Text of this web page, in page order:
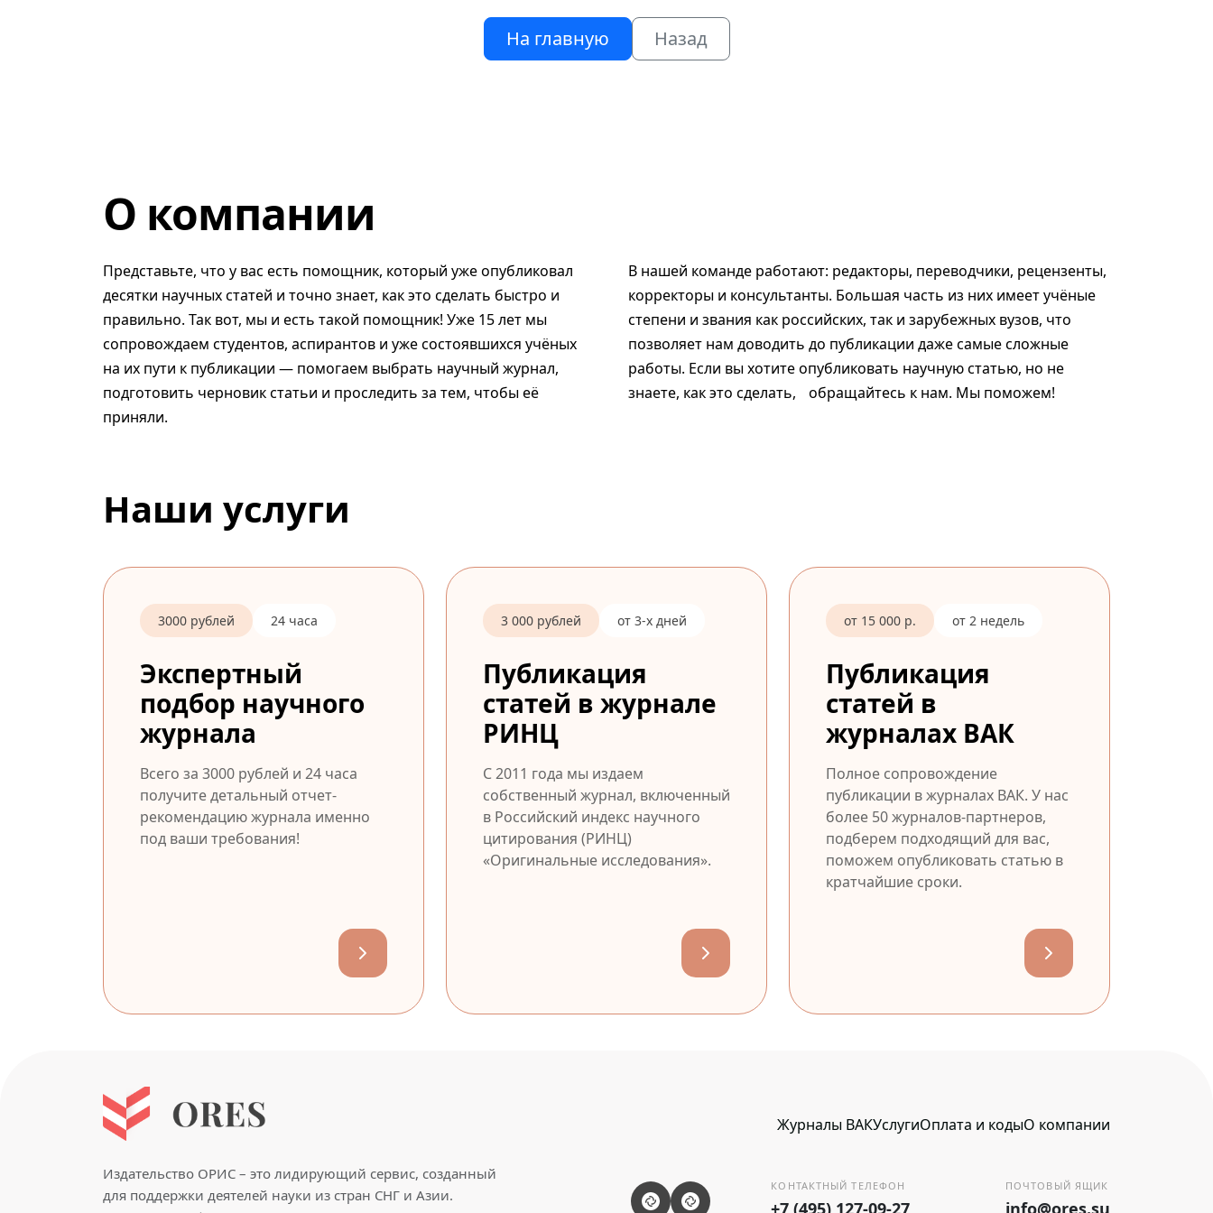
На главную Назад
О компании
Представьте, что у вас есть помощник, который уже опубликовал
десятки научных статей и точно знает, как это сделать быстро и
правильно. Так вот, мы и есть такой помощник! Уже 15 лет мы
сопровождаем студентов, аспирантов и уже состоявшихся учёных
на их пути к публикации — помогаем выбрать научный журнал,
подготовить черновик статьи и проследить за тем, чтобы её
приняли.
В нашей команде работают: редакторы, переводчики, рецензенты,
корректоры и консультанты. Большая часть из них имеет учёные
степени и звания как российских, так и зарубежных вузов, что
позволяет нам доводить до публикации даже самые сложные
работы. Если вы хотите опубликовать научную статью, но не
знаете, как это сделать, обращайтесь к нам. Мы поможем!
Наши услуги
3000 рублей 24 часа
Экспертный
подбор научного
журнала
Всего за 3000 рублей и 24 часа
получите детальный отчет-
рекомендацию журнала именно
под ваши требования!
3 000 рублей от 3-х дней
Публикация
статей в журнале
РИНЦ
С 2011 года мы издаем
собственный журнал, включенный
в Российский индекс научного
цитирования (РИНЦ)
«Оригинальные исследования».
от 15 000 р. от 2 недель
Публикация
статей в
журналах ВАК
Полное сопровождение
публикации в журналах ВАК. У нас
более 50 журналов-партнеров,
подберем подходящий для вас,
поможем опубликовать статью в
кратчайшие сроки.
Издательство ОРИС – это лидирующий сервис, созданный
для поддержки деятелей науки из стран СНГ и Азии.
Журналы ВАКУслугиОплата и кодыО компании
КОНТАКТНЫЙ ТЕЛЕФОН
+7 (495) 127-09-27
ПОЧТОВЫЙ ЯЩИК
info@ores.su